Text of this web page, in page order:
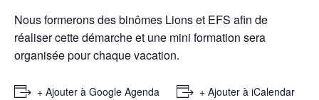
Nous formerons des binômes Lions et EFS afin de
réaliser cette démarche et une mini formation sera
organisée pour chaque vacation.
+ Ajouter à Google Agenda + Ajouter à iCalendar